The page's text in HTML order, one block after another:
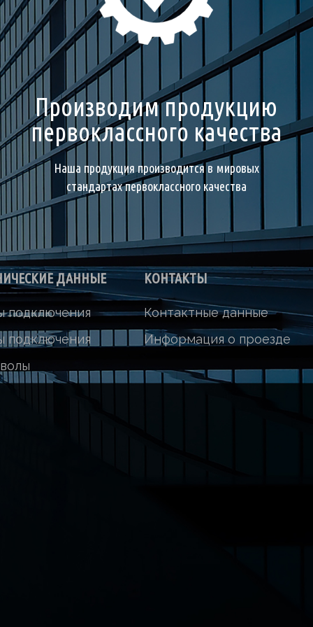
Производим продукцию
первоклассного качества
Наша продукция производится в мировых
стандартах первоклассного качества
ДАННЫЕ
подключения
подключения
КОНТАКТЫ
Контактные данные
Информация о проезде